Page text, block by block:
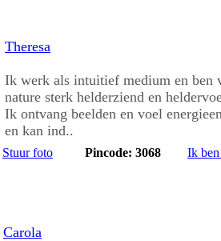
Theresa
Ik werk als intuitief medium en ben
nature sterk helderziend en
Ik ontvang beelden en voel
en kan ind..
Stuur foto Pincode: 3068 Ik
Carola